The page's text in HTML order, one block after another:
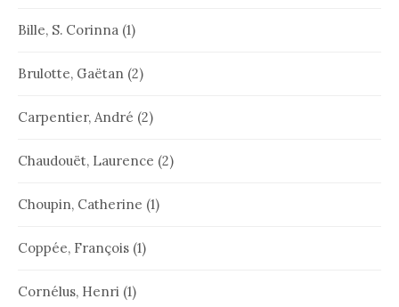
Bille, S. Corinna (1)
Brulotte, Gaëtan (2)
Carpentier, André (2)
Chaudouët, Laurence (2)
Choupin, Catherine (1)
Coppée, François (1)
Cornélus, Henri (1)